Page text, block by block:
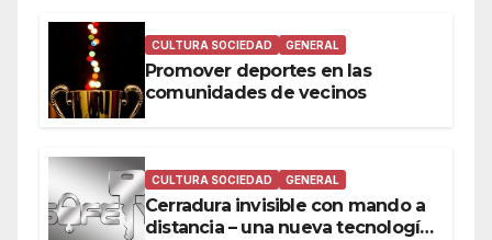
CULTURA SOCIEDAD GENERAL
Promover deportes en las
comunidades de vecinos
CULTURA SOCIEDAD GENERAL
Cerradura invisible con mando a
distancia – una nueva tecnología